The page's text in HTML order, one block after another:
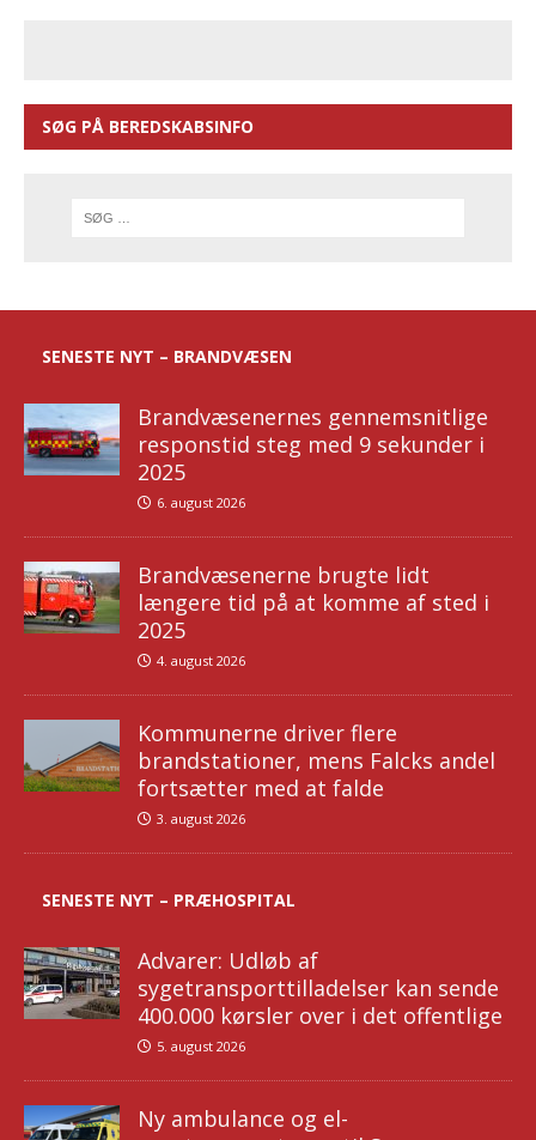
SØG PÅ BEREDSKABSINFO
SENESTE NYT – BRANDVÆSEN
Brandvæsenernes gennemsnitlige
responstid steg med 9 sekunder i
2025
6. august 2026
Brandvæsenerne brugte lidt
længere tid på at komme af sted i
2025
4. august 2026
Kommunerne driver flere
brandstationer, mens Falcks andel
fortsætter med at falde
3. august 2026
SENESTE NYT – PRÆHOSPITAL
Advarer: Udløb af
sygetransporttilladelser kan sende
400.000 kørsler over i det offentlige
5. august 2026
Ny ambulance og el-